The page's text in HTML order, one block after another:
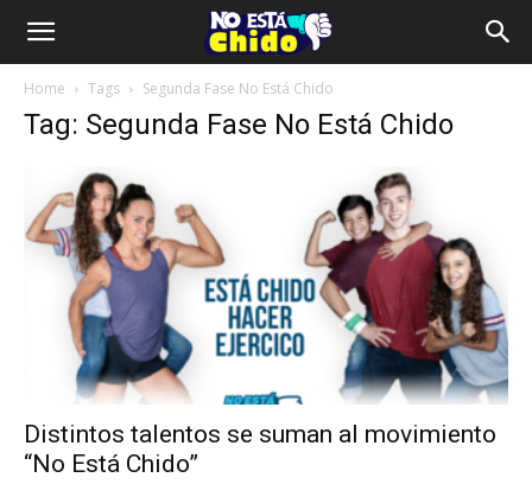
Home Tags Segunda Fase No Está Chido
Tag: Segunda Fase No Está Chido
Distintos talentos se suman al movimiento
“No Está Chido”